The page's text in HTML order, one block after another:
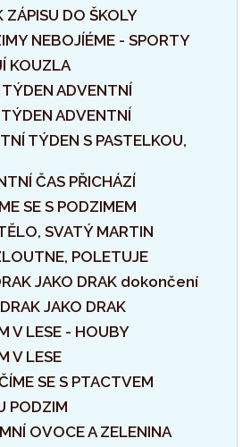
ZÁPISU DO ŠKOLY
NEBOJÍÉME - SPORTY
KOUZLA
ADVENTNÍ
ADVENTNÍ
TÝDEN S PASTELKOU,
ČAS PŘICHÁZÍ
SE S PODZIMEM
SVATÝ MARTIN
POLETUJE
JAKO DRAK dokončení
JAKO DRAK
V LESE - HOUBY
V LESE
SE S PTACTVEM
PODZIM
OVOCE A ZELENINA